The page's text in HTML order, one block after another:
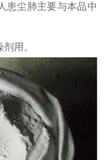
患尘肺主要与本品中
用。